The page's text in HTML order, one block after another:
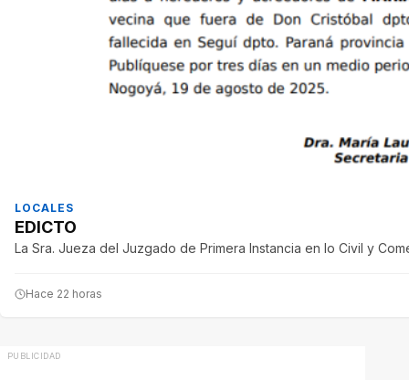
LOCALES
EDICTO
La Sra. Jueza del Juzgado de Primera Instancia en lo Civil y
Hace 22 horas